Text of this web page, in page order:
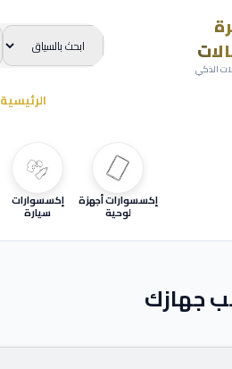
الذكي
الرئيسية
إكسسوارات أجهزة
لوحية
إكسسوارات
سيارة
جهازك